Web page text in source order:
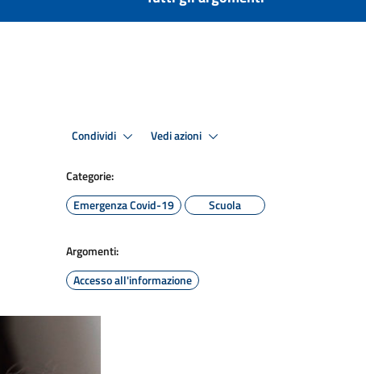
Condividi Vedi azioni
Categorie:
Emergenza Covid-19
Scuola
Argomenti:
Accesso all'informazione